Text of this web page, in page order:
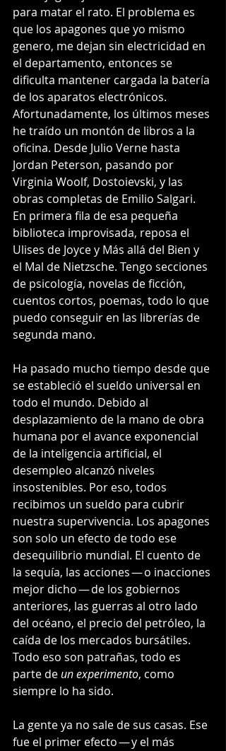
para matar el rato. El problema es
que los apagones que yo mismo
genero, me dejan sin electricidad en
el departamento, entonces se
dificulta mantener cargada la batería
de los aparatos electrónicos.
Afortunadamente, los últimos meses
he traído un montón de libros a la
oficina. Desde Julio Verne hasta
Jordan Peterson, pasando por
Virginia Woolf, Dostoievski, y las
obras completas de Emilio Salgari.
En primera fila de esa pequeña
biblioteca improvisada, reposa el
Ulises de Joyce y Más allá del Bien y
el Mal de Nietzsche. Tengo secciones
de psicología, novelas de ficción,
cuentos cortos, poemas, todo lo que
puedo conseguir en las librerías de
segunda mano.
Ha pasado mucho tiempo desde que
se estableció el sueldo universal en
todo el mundo. Debido al
desplazamiento de la mano de obra
humana por el avance exponencial
de la inteligencia artificial, el
desempleo alcanzó niveles
insostenibles. Por eso, todos
recibimos un sueldo para cubrir
nuestra supervivencia. Los apagones
son solo un efecto de todo ese
desequilibrio mundial. El cuento de
la sequía, las acciones — o inacciones
mejor dicho — de los gobiernos
anteriores, las guerras al otro lado
del océano, el precio del petróleo, la
caída de los mercados bursátiles.
Todo eso son patrañas, todo es
parte de un experimento, como
siempre lo ha sido.
La gente ya no sale de sus casas. Ese
fue el primer efecto — y el más